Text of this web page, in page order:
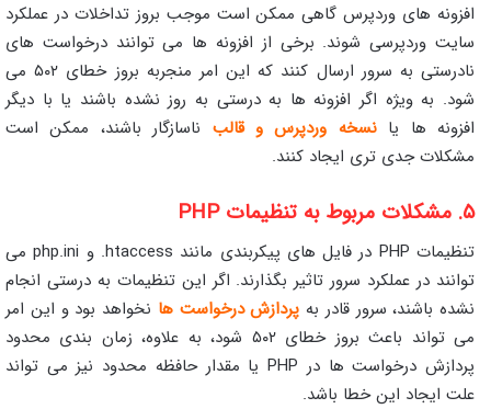
افزونه‌ های وردپرس گاهی ممکن است موجب بروز تداخلات در عملکرد
سایت وردپرسی شوند. برخی از افزونه‌ ها می‌ توانند درخواست‌ های
نادرستی به سرور ارسال کنند که این امر منجربه بروز خطای ۵۰۲ می‌
شود. به‌ ویژه اگر افزونه‌ ها به‌ درستی به‌ روز نشده باشند یا با دیگر
افزونه‌ ها یانسخه وردپرس و قالب ناسازگار باشند، ممکن است
مشکلات جدی تری ایجاد کنند.
۵. مشکلات مربوط به تنظیمات PHP
تنظیمات PHP در فایل‌ های پیکربندی مانند htaccess. و php.ini می‌
توانند در عملکرد سرور تاثیر بگذارند. اگر این تنظیمات به‌ درستی انجام
نشده باشند، سرور قادر به پردازش درخواست‌ ها نخواهد بود و این امر
می‌ تواند باعث بروز خطای ۵۰۲ شود، به علاوه، زمان‌ بندی محدود
پردازش درخواست‌ ها در PHP یا مقدار حافظه محدود نیز می‌ تواند
علت ایجاد این خطا باشد.